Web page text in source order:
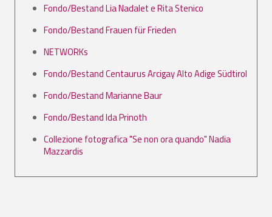
Fondo/Bestand Lia Nadalet e Rita Stenico
Fondo/Bestand Frauen für Frieden
NETWORKs
Fondo/Bestand Centaurus Arcigay Alto Adige Südtirol
Fondo/Bestand Marianne Baur
Fondo/Bestand Ida Prinoth
Collezione fotografica "Se non ora quando" Nadia
Mazzardis